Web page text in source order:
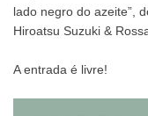
lado negro do azeite”,
Hiroatsu Suzuki &
A entrada é livre!